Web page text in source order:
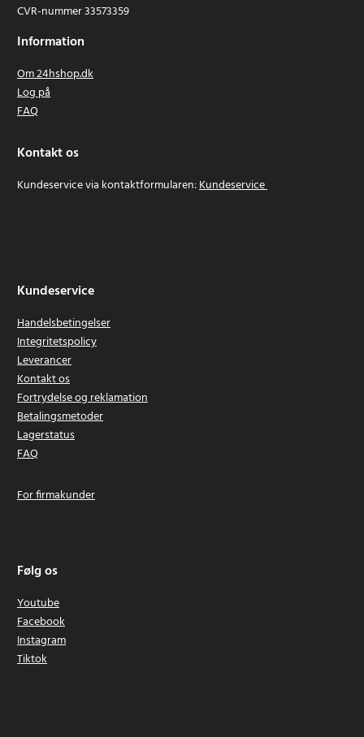
CVR-nummer 33573359
Information
Om 24hshop.dk
Log på
FAQ
Kontakt os
Kundeservice via kontaktformularen:Kundeservice
Kundeservice
Handelsbetingelser
Integritetspolicy
Leverancer
Kontakt os
Fortrydelse og reklamation
Betalingsmetoder
Lagerstatus
FAQ
For firmakunder
Følg os
Youtube
Facebook
Instagram
Tiktok